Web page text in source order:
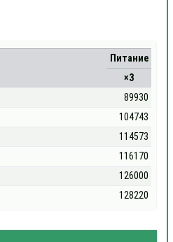
Питание
×3
89930
104743
114573
116170
126000
128220